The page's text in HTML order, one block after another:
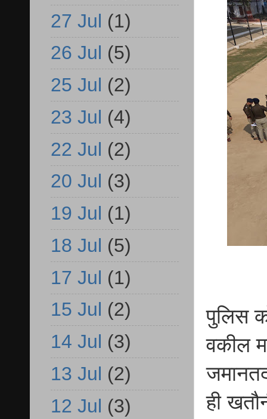
पुलिस
वकील
ही
27 Jul (1)
26 Jul (5)
25 Jul (2)
23 Jul (4)
22 Jul (2)
20 Jul (3)
19 Jul (1)
18 Jul (5)
17 Jul (1)
15 Jul (2)
14 Jul (3)
13 Jul (2)
12 Jul (3)